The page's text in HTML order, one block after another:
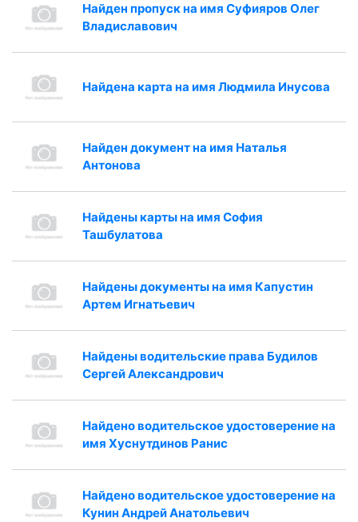
Найден пропуск на имя Суфияров Олег
Владиславович
Найдена карта на имя Людмила Инусова
Найден документ на имя Наталья
Антонова
Найдены карты на имя София
Ташбулатова
Найдены документы на имя Капустин
Артем Игнатьевич
Найдены водительские права Будилов
Сергей Александрович
Найдено водительское удостоверение на
имя Хуснутдинов Ранис
Найдено водительское удостоверение на
Кунин Андрей Анатольевич